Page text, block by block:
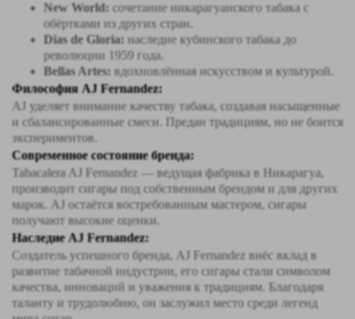
New World: сочетание никарагуанского табака с
обёртками из других стран.
Dias de Gloria: наследие кубинского табака до
революции 1959 года.
Bellas Artes: вдохновлённая искусством и культурой.
Философия AJ Fernandez:
AJ уделяет внимание качеству табака, создавая насыщенные
и сбалансированные смеси. Предан традициям, но не боится
экспериментов.
Современное состояние бренда:
Tabacalera AJ Fernandez — ведущая фабрика в Никарагуа,
производит сигары под собственным брендом и для других
марок. AJ остаётся востребованным мастером, сигары
получают высокие оценки.
Наследие AJ Fernandez:
Создатель успешного бренда, AJ Fernandez внёс вклад в
развитие табачной индустрии, его сигары стали символом
качества, инноваций и уважения к традициям. Благодаря
таланту и трудолюбию, он заслужил место среди легенд